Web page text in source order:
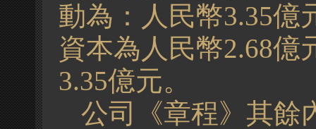
動為： 人民幣3.35億
資本為人民幣2.68億
3.35億元。
公司《章程》其餘